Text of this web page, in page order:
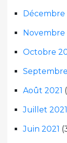
Décembre
Novembre
Octobre
Septembre
Août 2021
Juillet 2021
Juin 2021